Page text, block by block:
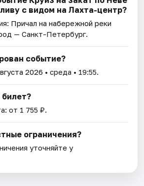
с видом на Лахта-центр?
Причал на набережной реки
— Санкт-Петербург.
событие?
2026 • среда • 19:55.
от 1 755 ₽.
ограничения?
уточняйте у